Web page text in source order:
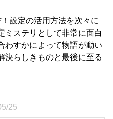
設定の活用方法を次々に
ミステリとして非常に面白
わすかによって物語が動い
決らしきものと最後に至る
25